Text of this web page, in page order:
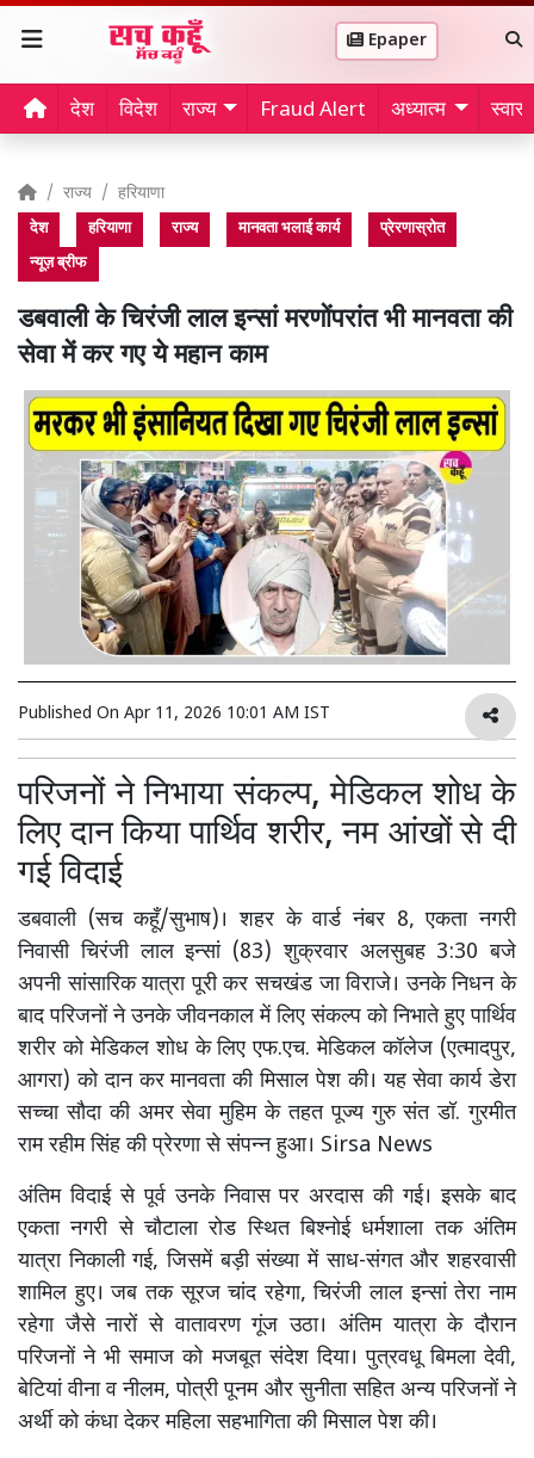
Epaper
देश विदेश राज्य Fraud Alert अध्यात्म
राज्य हरियाणा
देश हरियाणा राज्य मानवता भलाई कार्य
प्रेरणास्रोत
न्यूज़ ब्रीफ
डबवाली के चिरंजी लाल इन्सां मरणोंपरांत भी मानवता की
सेवा में कर गए ये महान काम
Published On Apr 11, 2026 10:01 AM IST
परिजनों ने निभाया संकल्प, मेडिकल शोध के
लिए दान किया पार्थिव शरीर, नम आंखों से दी
गई विदाई
डबवाली (सच कहूँ/सुभाष)। शहर के वार्ड नंबर 8, एकता नगरी
निवासी चिरंजी लाल इन्सां (83) शुक्रवार अलसुबह 3:30 बजे
अपनी सांसारिक यात्रा पूरी कर सचखंड जा विराजे। उनके निधन के
बाद परिजनों ने उनके जीवनकाल में लिए संकल्प को निभाते हुए पार्थिव
शरीर को मेडिकल शोध के लिए एफ.एच. मेडिकल कॉलेज (एत्मादपुर,
आगरा) को दान कर मानवता की मिसाल पेश की। यह सेवा कार्य डेरा
सच्चा सौदा की अमर सेवा मुहिम के तहत पूज्य गुरु संत डॉ. गुरमीत
राम रहीम सिंह की प्रेरणा से संपन्न हुआ। Sirsa News
अंतिम विदाई से पूर्व उनके निवास पर अरदास की गई। इसके बाद
एकता नगरी से चौटाला रोड स्थित बिश्नोई धर्मशाला तक अंतिम
यात्रा निकाली गई, जिसमें बड़ी संख्या में साध-संगत और शहरवासी
शामिल हुए। जब तक सूरज चांद रहेगा, चिरंजी लाल इन्सां तेरा नाम
रहेगा जैसे नारों से वातावरण गूंज उठा। अंतिम यात्रा के दौरान
परिजनों ने भी समाज को मजबूत संदेश दिया। पुत्रवधू बिमला देवी,
बेटियां वीना व नीलम, पोत्री पूनम और सुनीता सहित अन्य परिजनों ने
अर्थी को कंधा देकर महिला सहभागिता की मिसाल पेश की।